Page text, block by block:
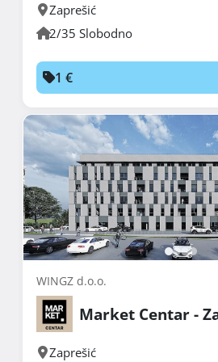
Zaprešić
2/35 Slobodno
1 €
WINGZ d.o.o.
Market Centar -
Zaprešić